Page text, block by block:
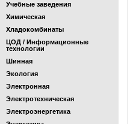
Учебные заведения
Химическая
Хладокомбинаты
ЦОД / Информационные
технологии
Шинная
Экология
Электронная
Электротехническая
Электроэнергетика